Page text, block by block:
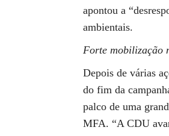
apontou a
ambientais.
Forte mobilização
Depois de várias
do fim da
palco de uma
MFA. “A CDU